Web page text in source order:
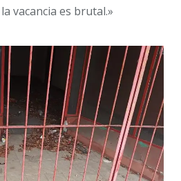
vacancia es brutal.»